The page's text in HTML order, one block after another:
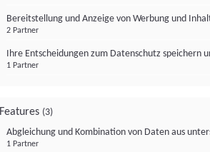
Bereitstellung und Anzeige von Werbung und
2 Partner
Ihre Entscheidungen zum Datenschutz speichern
1 Partner
Features (3)
Abgleichung und Kombination von Daten aus
1 Partner